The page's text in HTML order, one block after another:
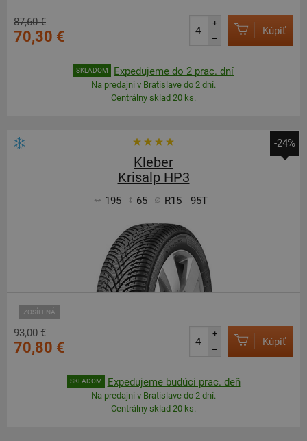
87,60 €
70,30 €
+
–
Kúpiť
SKLADOM Expedujeme do 2 prac. dní
Na predajni v Bratislave do 2 dní.
Centrálny sklad 20 ks.
-24%
Kleber
Krisalp HP3
195 65 R15 95T
ZOSÍLENÁ
93,00 €
70,80 €
+
–
Kúpiť
SKLADOM Expedujeme budúci prac. deň
Na predajni v Bratislave do 2 dní.
Centrálny sklad 20 ks.